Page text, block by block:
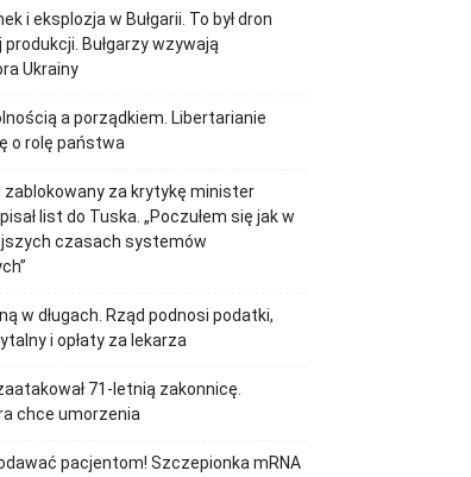
i eksplozja w Bułgarii. To był dron
Bułgarzy wzywają
Ukrainy
a porządkiem. Libertarianie
o rolę państwa
zablokowany za krytykę minister
list do Tuska. „Poczułem się jak w
czasach systemów
w długach. Rząd podnosi podatki,
i opłaty za lekarza
71-letnią zakonnicę.
chce umorzenia
pacjentom! Szczepionka mRNA